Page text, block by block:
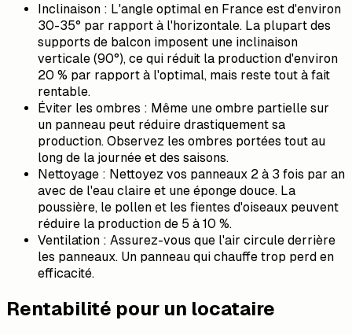
Inclinaison : L'angle optimal en France est d'environ
30-35° par rapport à l'horizontale. La plupart des
supports de balcon imposent une inclinaison
verticale (90°), ce qui réduit la production d'environ
20 % par rapport à l'optimal, mais reste tout à fait
rentable.
Éviter les ombres : Même une ombre partielle sur
un panneau peut réduire drastiquement sa
production. Observez les ombres portées tout au
long de la journée et des saisons.
Nettoyage : Nettoyez vos panneaux 2 à 3 fois par an
avec de l'eau claire et une éponge douce. La
poussière, le pollen et les fientes d'oiseaux peuvent
réduire la production de 5 à 10 %.
Ventilation : Assurez-vous que l'air circule derrière
les panneaux. Un panneau qui chauffe trop perd en
efficacité.
Rentabilité pour un locataire